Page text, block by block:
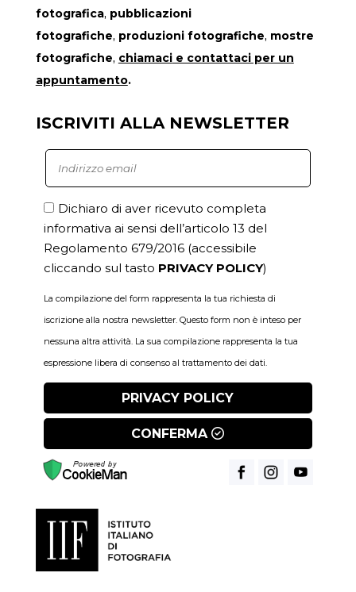
fotografica, pubblicazioni
fotografiche, produzioni fotografiche, mostre
fotografiche, chiamacie contattaci per un
appuntamento.
ISCRIVITI ALLA NEWSLETTER
Dichiaro di aver ricevuto completa
informativa ai sensi dell’articolo 13 del
Regolamento 679/2016 (accessibile
cliccando sul tasto PRIVACY POLICY)
La compilazione del form rappresenta la tua richiesta di
iscrizione alla nostra newsletter. Questo form non è inteso per
nessuna altra attività. La sua compilazione rappresenta la tua
espressione libera di consenso al trattamento dei dati.
PRIVACY POLICY
CONFERMA